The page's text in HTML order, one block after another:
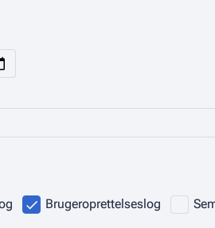
Brugeroprettelseslog